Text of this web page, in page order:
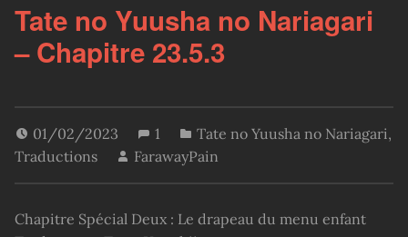
Tate no Yuusha no Nariagari
– Chapitre 23.5.3
01/02/2023 1 Tate no Yuusha no Nariagari,
Traductions
FarawayPain
Chapitre Spécial Deux : Le drapeau du menu enfant